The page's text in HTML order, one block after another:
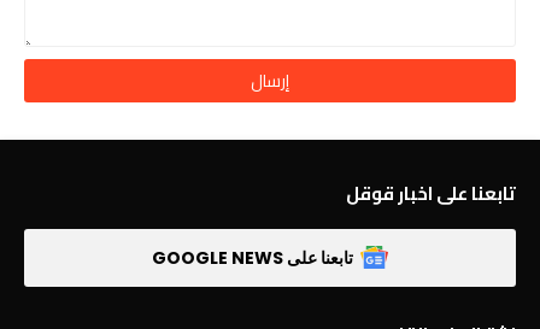
تابعنا على اخبار قوقل
تابعنا على GOOGLE NEWS